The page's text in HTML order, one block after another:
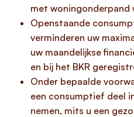
met
Openstaande
verminderen uw
uw maandelijkse
en bij het BKR
Onder bepaalde
een consumptief deel
nemen, mits u een